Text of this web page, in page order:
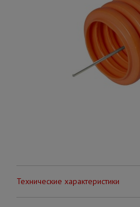
Технические характеристики